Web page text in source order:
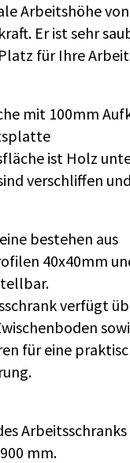
Arbeitshöhe
Er ist sehr
für Ihre
mit 100mm
ist Holz
verschliffen
bestehen aus
40x40mm
verfügt
für eine
mm.